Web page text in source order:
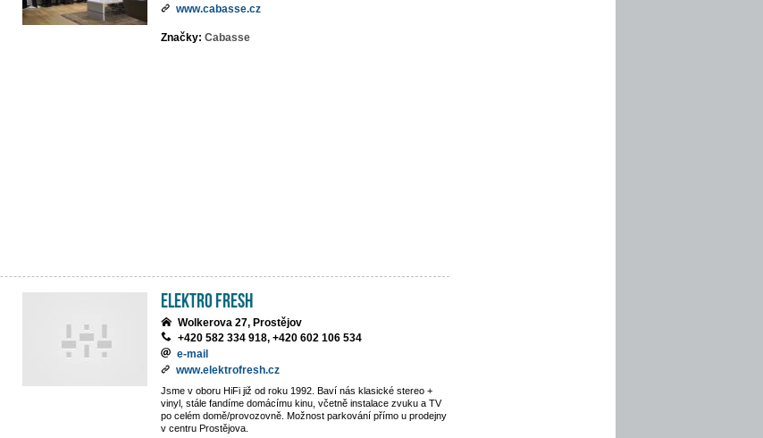
www.cabasse.cz
Značky: Cabasse
Elektro Fresh
Wolkerova 27, Prostějov
+420 582 334 918, +420 602 106 534
e-mail
www.elektrofresh.cz
Jsme v oboru HiFi již od roku 1992. Baví nás klasické stereo +
vinyl, stále fandíme domácímu kinu, včetně instalace zvuku a TV
po celém domě/provozovně. Možnost parkování přímo u prodejny
v centru Prostějova.